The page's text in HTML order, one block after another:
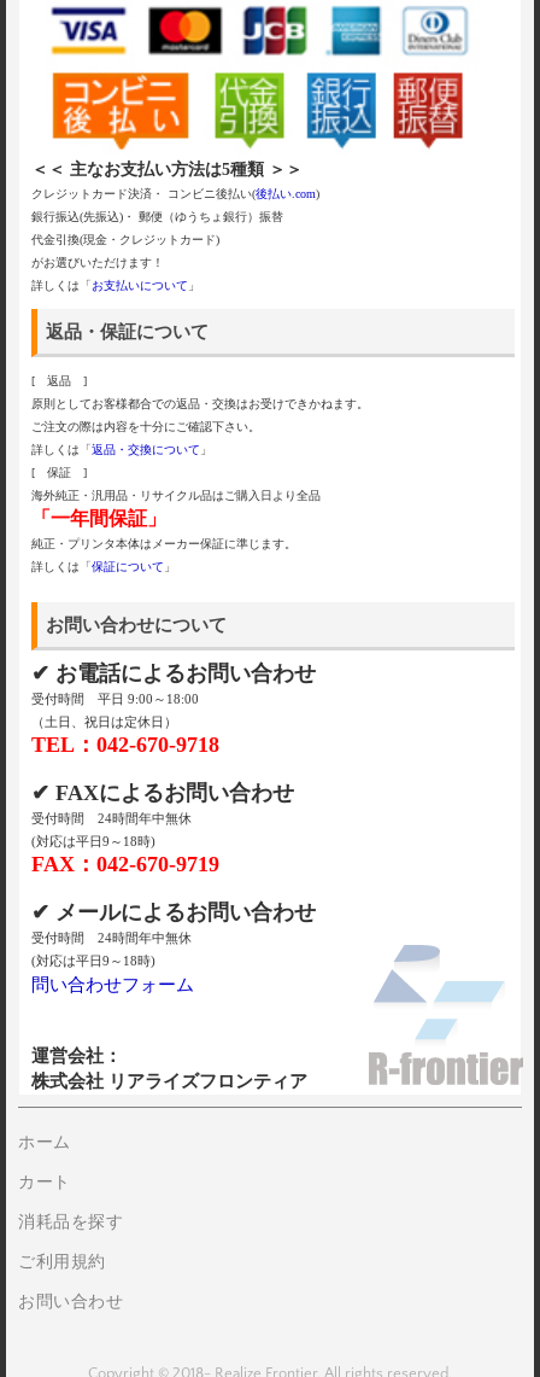
＜＜ 主なお支払い方法は5種類 ＞＞
クレジットカード決済・ コンビニ後払い(後払い.com)
銀行振込(先振込)・ 郵便（ゆうちょ銀行）振替
代金引換(現金・クレジットカード)
がお選びいただけます！
詳しくは「お支払いについて 」
返品・保証について
[ 返品 ]
原則としてお客様都合での返品・交換はお受けできかねます。
ご注文の際は内容を十分にご確認下さい。
詳しくは「返品・交換について 」
[ 保証 ]
海外純正・汎用品・リサイクル品はご購入日より全品
「一年間保証」
純正・プリンタ本体はメーカー保証に準じます。
詳しくは「保証について 」
お問い合わせについて
✔ お電話によるお問い合わせ
受付時間 平日 9:00～18:00
（土日、祝日は定休日）
TEL：042-670-9718
✔ FAXによるお問い合わせ
受付時間 24時間年中無休
(対応は平日9～18時)
FAX：042-670-9719
✔ メールによるお問い合わせ
受付時間 24時間年中無休
(対応は平日9～18時)
問い合わせフォーム
運営会社：
株式会社 リアライズフロンティア
ホーム
カート
消耗品を探す
ご利用規約
お問い合わせ
Copyright © 2018- Realize Frontier. All rights reserved.